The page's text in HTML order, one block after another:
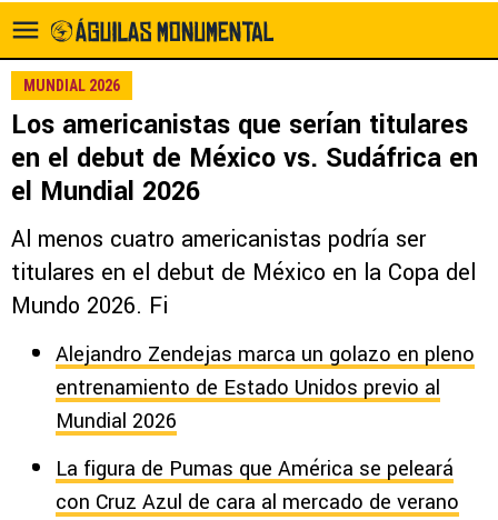
MUNDIAL 2026
Los americanistas que serían titulares
en el debut de México vs. Sudáfrica en
el Mundial 2026
Al menos cuatro americanistas podría ser
titulares en el debut de México en la Copa del
Mundo 2026. Fi
Alejandro Zendejas marca un golazo en pleno
entrenamiento de Estado Unidos previo al
Mundial 2026
La figura de Pumas que América se peleará
con Cruz Azul de cara al mercado de verano